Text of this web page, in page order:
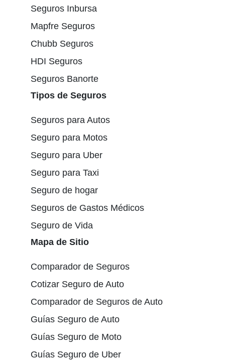
Seguros Inbursa
Mapfre Seguros
Chubb Seguros
HDI Seguros
Seguros Banorte
Tipos de Seguros
Seguros para Autos
Seguro para Motos
Seguro para Uber
Seguro para Taxi
Seguro de hogar
Seguros de Gastos Médicos
Seguro de Vida
Mapa de Sitio
Comparador de Seguros
Cotizar Seguro de Auto
Comparador de Seguros de Auto
Guías Seguro de Auto
Guías Seguro de Moto
Guías Seguro de Uber